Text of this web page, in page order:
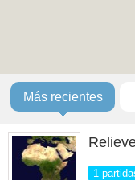
Más recientes
1